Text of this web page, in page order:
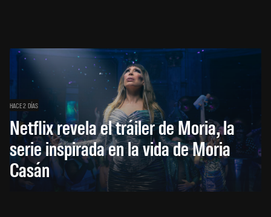
HACE 2 DÍAS
Netflix revela el tráiler de Moria, la
serie inspirada en la vida de Moria
Casán